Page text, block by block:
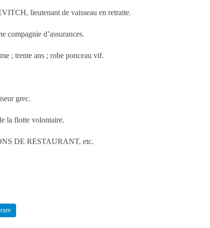
lieutenant de vaisseau en retraite.
d’assurances.
; trente ans ; robe ponceau vif.
grec.
la flotte volontaire.
DE RESTAURANT, etc.